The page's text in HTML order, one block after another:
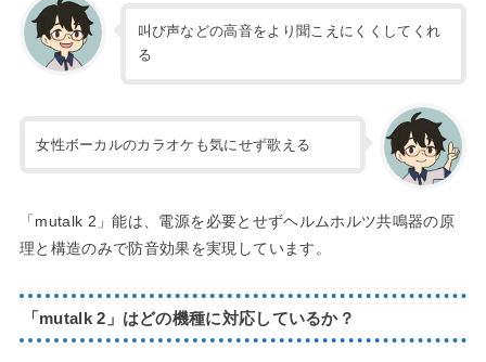
叫び声などの高音をより聞こえにくくしてくれ
る
女性ボーカルのカラオケも気にせず歌える
「mutalk 2」能は、電源を必要とせずヘルムホルツ共鳴器の原
理と構造のみで防音効果を実現しています。
「mutalk 2」はどの機種に対応しているか？